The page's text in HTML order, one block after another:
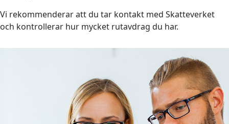
Vi rekommenderar att du tar kontakt med Skatteverket
och kontrollerar hur mycket rutavdrag du har.